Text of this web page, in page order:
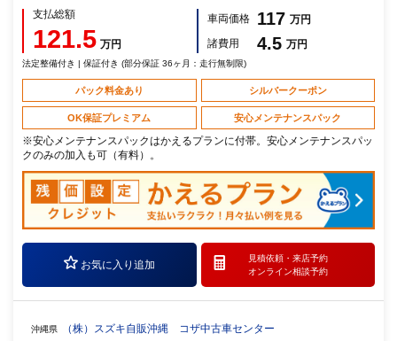
支払総額
121.5 万円
車両価格 117 万円
諸費用
4.5 万円
法定整備付き | 保証付き (部分保証 36ヶ月：走行無制限)
パック料金あり シルバークーポン
OK保証プレミアム 安心メンテナンスパック
※安心メンテナンスパックはかえるプランに付帯。安心メンテナンスパッ
クのみの加入も可（有料）。
お気に入り追加
見積依頼・ 来店予約
オンライン相談予約
沖縄県 （株）スズキ自販沖縄 コザ中古車センター